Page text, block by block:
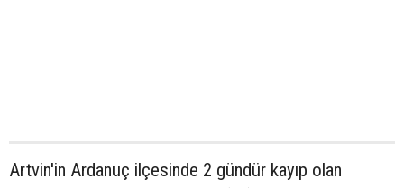
Artvin'in Ardanuç ilçesinde 2 gündür kayıp olan